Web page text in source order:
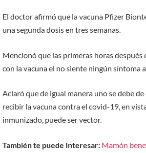
El doctor afirmó que la vacuna Pfizer
una segunda dosis en tres semanas.
Mencionó que las primeras horas después
con la vacuna el no siente ningún síntoma
Aclaró que de igual manera uno se debe
recibir la vacuna contra el covid-19, en
inmunizado, puede ser vector.
También te puede Interesar: Mamón